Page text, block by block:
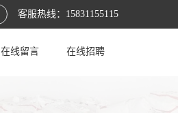
客服热线： 15831155115
在线留言 在线招聘